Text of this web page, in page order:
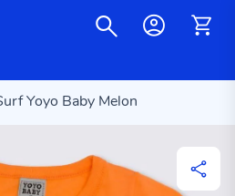
Yoyo Baby Melon